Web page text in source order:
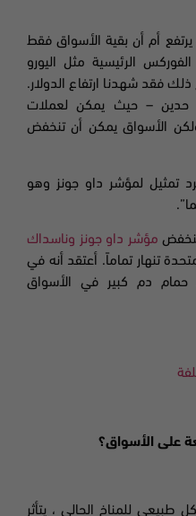
أم أن بقية الأسواق فقط
الرئيسية مثل اليورو
فقد شهدنا ارتفاع الدولار.
حدين – حيث يمكن لعملات
الأسواق يمكن أن تنخفض
تمثيل لمؤشر داو جونز وهو
.
مؤشر داو جونز وناسداك
تنهار تماماً. أعتقد أنه في
حمام دم كبير في الأسواق
على الأسواق؟
للمناخ الحالي ، يتأثر